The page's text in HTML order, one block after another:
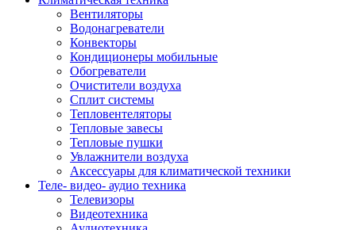
Вентиляторы
Водонагреватели
Конвекторы
Кондиционеры мобильные
Обогреватели
Очистители воздуха
Сплит системы
Тепловентеляторы
Тепловые завесы
Тепловые пушки
Увлажнители воздуха
Аксессуары для климатической техники
Теле- видео- аудио техника
Телевизоры
Видеотехника